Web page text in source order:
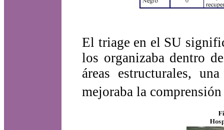
El triage en el SU
los organizaba dentro
áreas estructurales,
mejoraba la